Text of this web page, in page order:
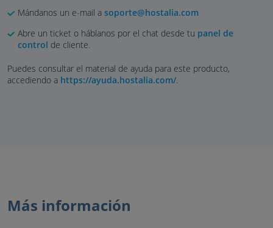
Mándanos un e-mail a soporte@hostalia.com
Abre un ticket o háblanos por el chat desde tu panel de
control de cliente.
Puedes consultar el material de ayuda para este producto,
accediendo a https://ayuda.hostalia.com/.
Más información